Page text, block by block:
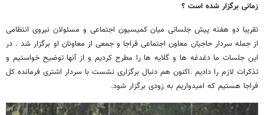
زمانی برگزار شده است ؟
تقریبا دو هفته پیش جلساتی میان کمیسیون اجتماعی و مسئولان نیروی انتظامی
از جمله سردار حاجیان معاون اجتماعی فراجا و جمعی از معاونان او برگزار شد . در
این جلسات ما دغدغه ها و گلایه ها را مطرح کردیم و از آنها توضیح خواستیم و
تذکرات لازم را دادیم .اکنون هم دنبال برگزاری نشست با سردار اشتری فرمانده کل
فراجا هستیم که امیدواریم به زودی برگزار شود.